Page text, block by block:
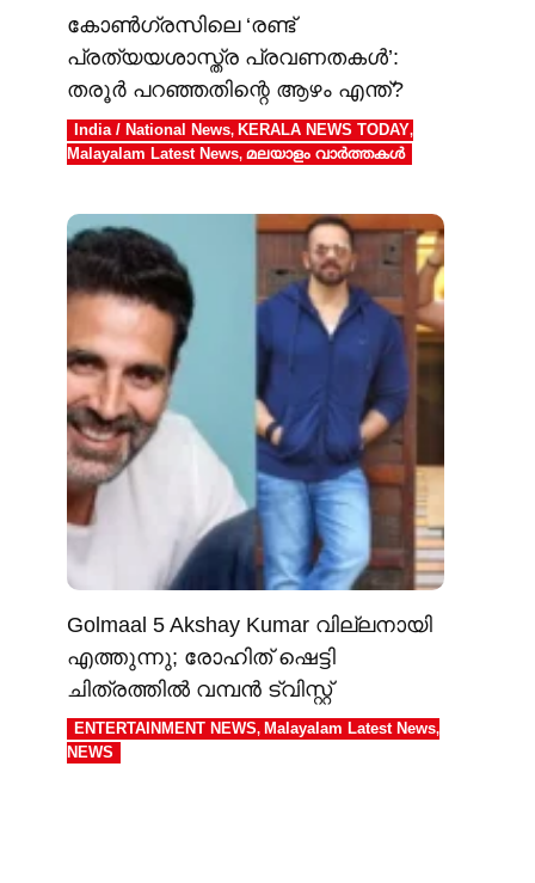
കോൺഗ്രസിലെ ‘രണ്ട്
പ്രത്യയശാസ്ത്ര പ്രവണതകൾ’:
തരൂർ പറഞ്ഞതിന്റെ ആഴം എന്ത്?
India / National News, KERALA NEWS TODAY,
Malayalam Latest News,മലയാളം വാർത്തകൾ
Golmaal 5 Akshay Kumar വില്ലനായി
എത്തുന്നു; രോഹിത് ഷെട്ടി
ചിത്രത്തിൽ വമ്പൻ ട്വിസ്റ്റ്
ENTERTAINMENT NEWS, Malayalam Latest News,
NEWS